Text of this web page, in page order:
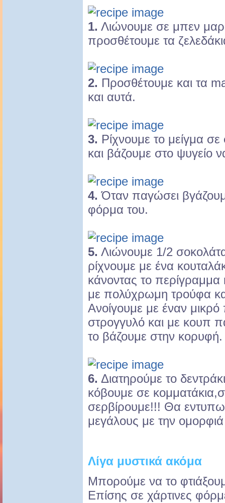
1. Λιώνουμε σε μπεν
προσθέτουμε τα
2. Προσθέτουμε και τα
και αυτά.
3. Ρίχνουμε το μείγμα
και βάζουμε στο ψυγείο
4. Όταν παγώσει
φόρμα του.
5. Λιώνουμε 1/2
ρίχνουμε με ένα
κάνοντας το περίγραμμα
με πολύχρωμη τρούφα
Ανοίγουμε με έναν
στρογγυλό και με κουπ
το βάζουμε στην κορυφή.
6. Διατηρούμε το
κόβουμε σε
σερβίρουμε!!! Θα
μεγάλους με την ομορφιά
Λίγα μυστικά ακόμα
Μπορούμε να το
Επίσης σε χάρτινες